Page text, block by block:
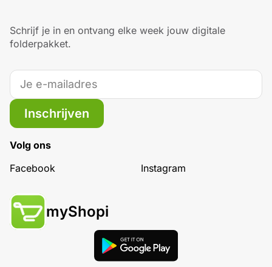
Schrijf je in en ontvang elke week jouw digitale
folderpakket.
Inschrijven
Volg ons
Facebook
Instagram
myShopi